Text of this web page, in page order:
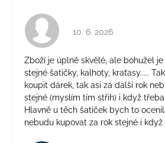
Hodnocení obchodu je
10. 6. 2026
Zboží je úplně skvělé, ale bohužel je
stejné šatičky, kalhoty, kraťasy.....
koupit dárek, tak asi za další rok
stejné (myslím tím střih) i když třeba
Hlavně u těch šatiček bych to
nebudu kupovat za rok stejné i když